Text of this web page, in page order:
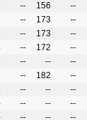
-- 156 --
-- 173 --
-- 173 --
-- 172 --
-- -- --
-- 182 --
-- -- --
-- -- --
-- -- --